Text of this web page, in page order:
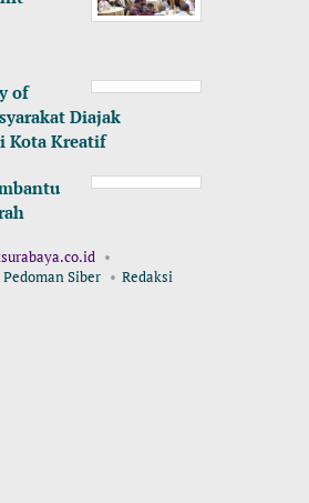
of
Diajak
Kota Kreatif
Pedoman Siber Redaksi